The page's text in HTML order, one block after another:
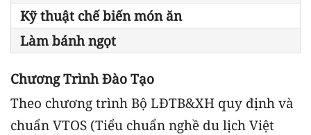
Kỹ thuật chế biến món ăn
Làm bánh ngọt
Chương Trình Đào Tạo
Theo chương trình Bộ LĐTB&XH quy định và
chuẩn VTOS (Tiểu chuẩn nghề du lịch Việt